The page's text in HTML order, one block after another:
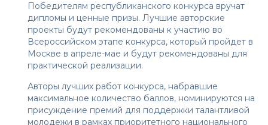
Победителям республиканского конкурса вручат
дипломы и ценные призы. Лучшие авторские
проекты будут рекомендованы к участию во
Всероссийском этапе конкурса, который пройдет в
Москве в апреле-мае и будут рекомендованы для
практической реализации.
Авторы лучших работ конкурса, набравшие
максимальное количество баллов, номинируются на
присуждение премий для поддержки талантливой
молодежи в рамках приоритетного национального